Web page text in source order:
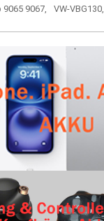
9067,
VW-VBG130,